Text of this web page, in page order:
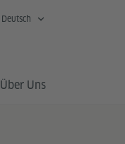
Deutsch
Über Uns